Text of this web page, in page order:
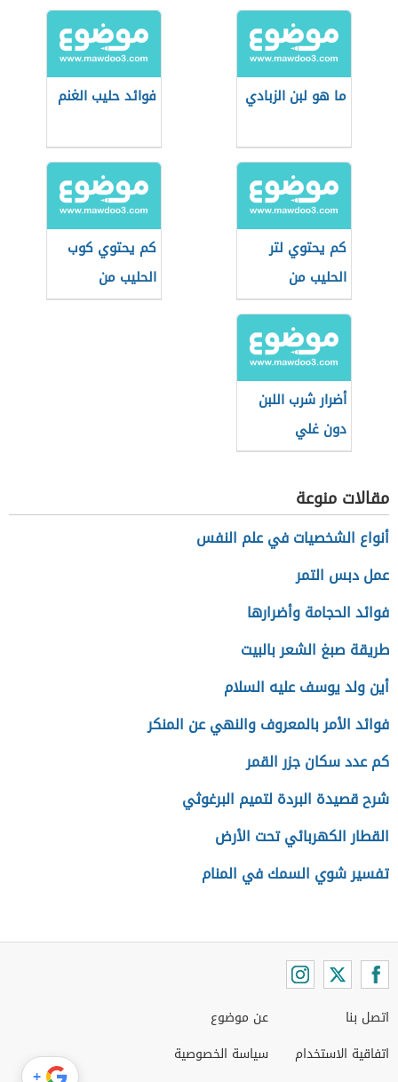
ما هو لبن الزبادي فوائد حليب الغنم
كم يحتوي لتر
الحليب من
البروتين
كم يحتوي كوب
الحليب من
البروتين
أضرار شرب اللبن
دون غلي
مقالات منوعة
أنواع الشخصيات في علم النفس
عمل دبس التمر
فوائد الحجامة وأضرارها
طريقة صبغ الشعر بالبيت
أين ولد يوسف عليه السلام
فوائد الأمر بالمعروف والنهي عن المنكر
كم عدد سكان جزر القمر
شرح قصيدة البردة لتميم البرغوثي
القطار الكهربائي تحت الأرض
تفسير شوي السمك في المنام
اتصل بنا
اتفاقية الاستخدام
عن موضوع
سياسة الخصوصية
+